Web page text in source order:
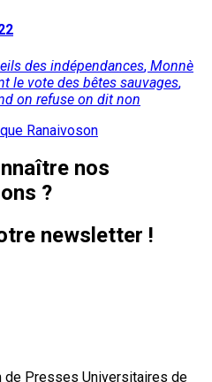
des indépendances, Monnè
le vote des bêtes sauvages,
on refuse on dit non
Ranaivoson
nos
?
newsletter !
de Presses Universitaires de